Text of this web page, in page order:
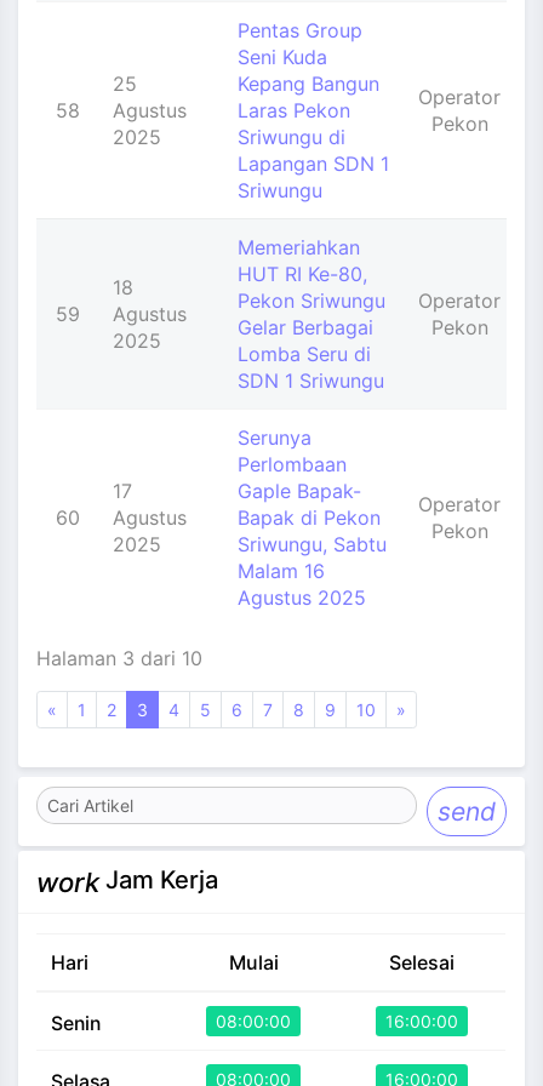
58
25
Agustus
2025
Pentas Group
Seni Kuda
Kepang Bangun
Laras Pekon
Sriwungu di
Lapangan SDN 1
Sriwungu
Operator
Pekon
59
18
Agustus
2025
Memeriahkan
HUT RI Ke-80,
Pekon Sriwungu
Gelar Berbagai
Lomba Seru di
SDN 1 Sriwungu
Operator
Pekon
60
17
Agustus
2025
Serunya
Perlombaan
Gaple Bapak-
Bapak di Pekon
Sriwungu, Sabtu
Malam 16
Agustus 2025
Operator
Pekon
Halaman 3 dari 10
« 1 2 3 4 5 6 7 8 9 10 »
send
workJam Kerja
Hari Mulai Selesai
Senin 08:00:00 16:00:00
Selasa 08:00:00 16:00:00